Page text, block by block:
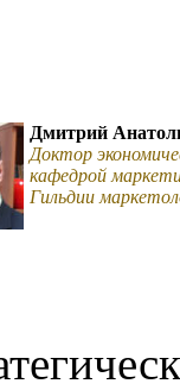
Дмитрий
Доктор
кафедрой
Гильдии